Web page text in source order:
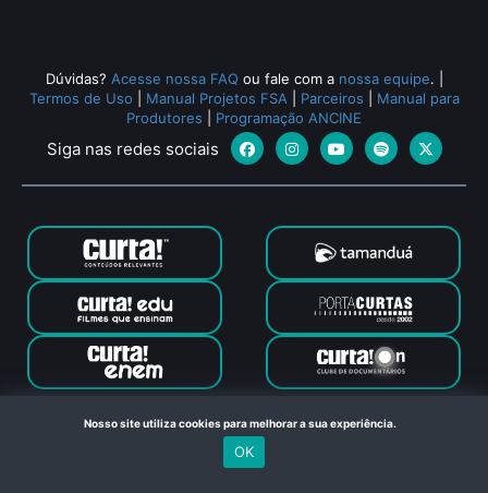
Dúvidas? Acesse nossa FAQ ou fale com a nossa equipe.
Termos de Uso
Manual Projetos FSA Parceiros
Manual para
Produtores
Programação ANCINE
Siga nas redes sociais
Canal Curta © 2024. Todos os direitos reservados. Feito com
no Rio de Janeiro
Nosso site utiliza cookies para melhorar a sua experiência.
OK